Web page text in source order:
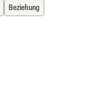
Beziehung